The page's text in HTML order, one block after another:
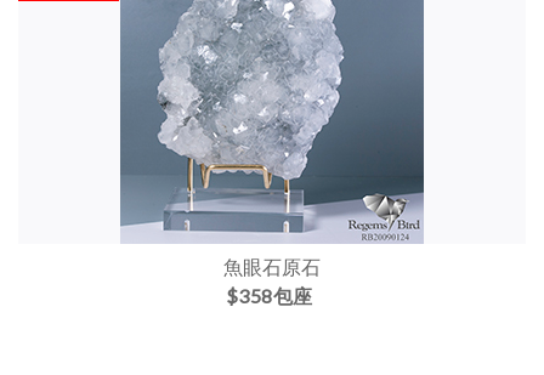
魚眼石原石
$358包座